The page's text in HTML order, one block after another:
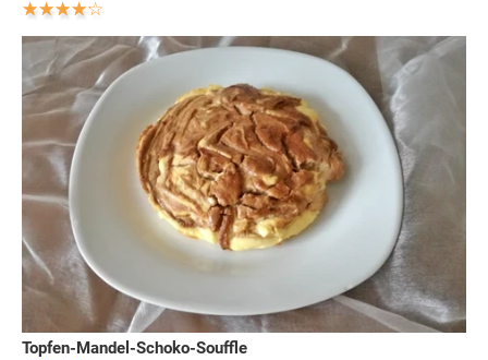
Topfen-Mandel-Schoko-Souffle